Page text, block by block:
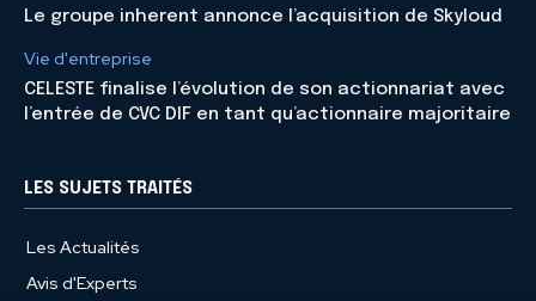
Le groupe inherent annonce l’acquisition de Skyloud
Vie d'entreprise
CELESTE finalise l’évolution de son actionnariat avec
l’entrée de CVC DIF en tant qu’actionnaire majoritaire
LES SUJETS TRAITÉS
Les Actualités
Avis d'Experts